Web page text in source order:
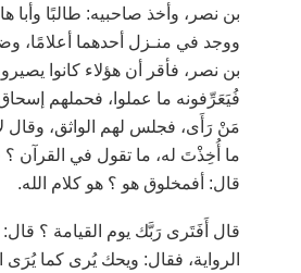
بن نصر، وأخذ صاحبيه: طالبًا وأبا
ووجد في منـزل أحدهما أعلامًا،
بن نصر، فأقر أن هؤلاء كانوا
فُيَعَرِّفونه ما عملوا، فحملهم
مَنْ رَأَى، فجلس لهم الواثق، وقال
ما أُخِذْتَ له، ما تقول في القرآن ؟
قال: أفمخلوق هو ؟ هو كلام الله.
قال أَفَتَرى رَبَّك يوم القيامة ؟
الرواية، فقال: ويحك يُرى كما